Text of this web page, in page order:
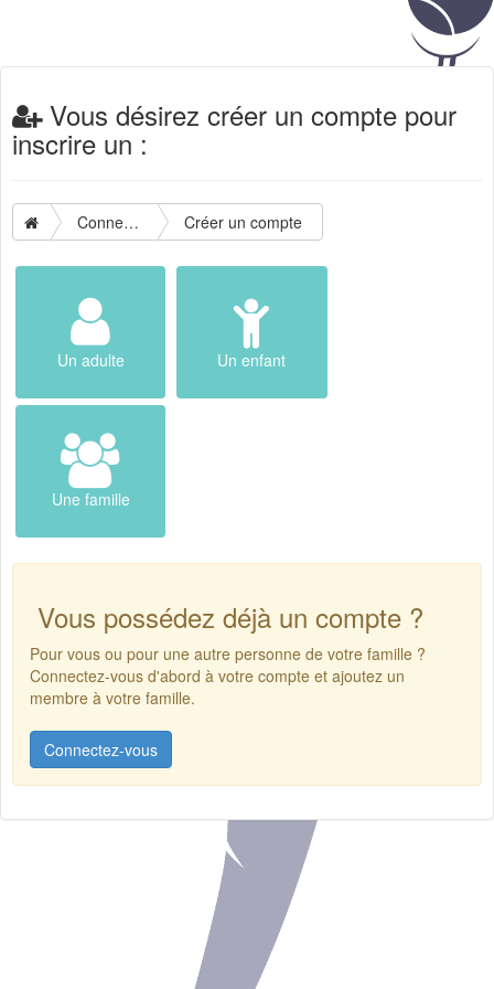
Vous désirez créer un compte pour
inscrire un :
Connexion Créer un compte
Un adulte Un enfant
Une famille
Vous possédez déjà un compte ?
Pour vous ou pour une autre personne de votre famille ?
Connectez-vous d'abord à votre compte et ajoutez un
membre à votre famille.
Connectez-vous